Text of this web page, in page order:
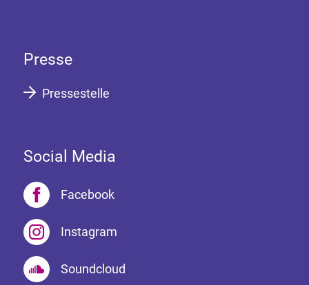
Presse
Pressestelle
Social Media
Facebook
Instagram
Soundcloud